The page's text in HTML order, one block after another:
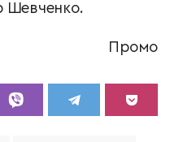
Шевченко.
Промо